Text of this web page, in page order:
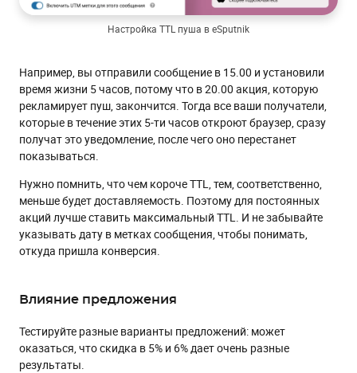
Настройка TTL пуша в eSputnik
Например, вы отправили сообщение в 15.00 и установили
время жизни 5 часов, потому что в 20.00 акция, которую
рекламирует пуш, закончится. Тогда все ваши получатели,
которые в течение этих 5-ти часов откроют браузер, сразу
получат это уведомление, после чего оно перестанет
показываться.
Нужно помнить, что чем короче TTL, тем, соответственно,
меньше будет доставляемость. Поэтому для постоянных
акций лучше ставить максимальный TTL. И не забывайте
указывать дату в метках сообщения, чтобы понимать,
откуда пришла конверсия.
Влияние предложения
Тестируйте разные варианты предложений: может
оказаться, что скидка в 5% и 6% дает очень разные
результаты.